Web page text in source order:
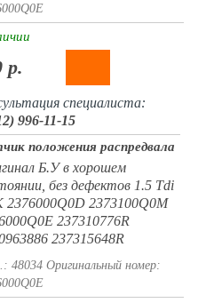
р.
специалиста:
996-11-15
положения распредвала
Б.У в хорошем
без дефектов 1.5 Tdi
2376000Q0D 2373100Q0M
237310776R
237315648R
48034 Оригинальный номер: